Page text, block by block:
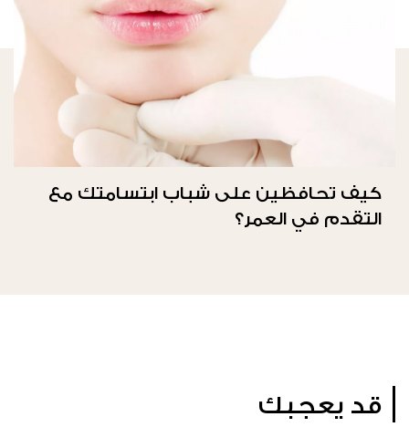
كيف تحافظين على شباب ابتسامتك مع
التقدم في العمر؟
قد يعجبك